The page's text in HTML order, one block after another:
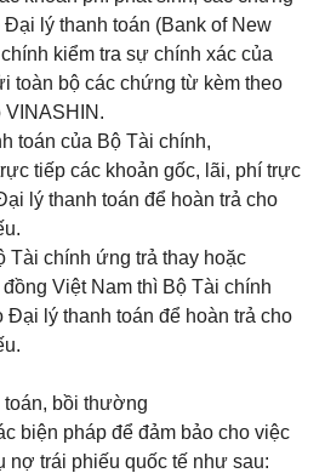
lý thanh toán (Bank of New
kiểm tra sự chính xác của
toàn bộ các chứng từ kèm theo
VINASHIN.
toán của Bộ Tài chính,
tiếp các khoản gốc, lãi, phí trực
lý thanh toán để hoàn trả cho
Tài chính ứng trả thay hoặc
Việt Nam thì Bộ Tài chính
Đại lý thanh toán để hoàn trả cho
bồi thường
biện pháp để đảm bảo cho việc
nợ trái phiếu quốc tế như sau: